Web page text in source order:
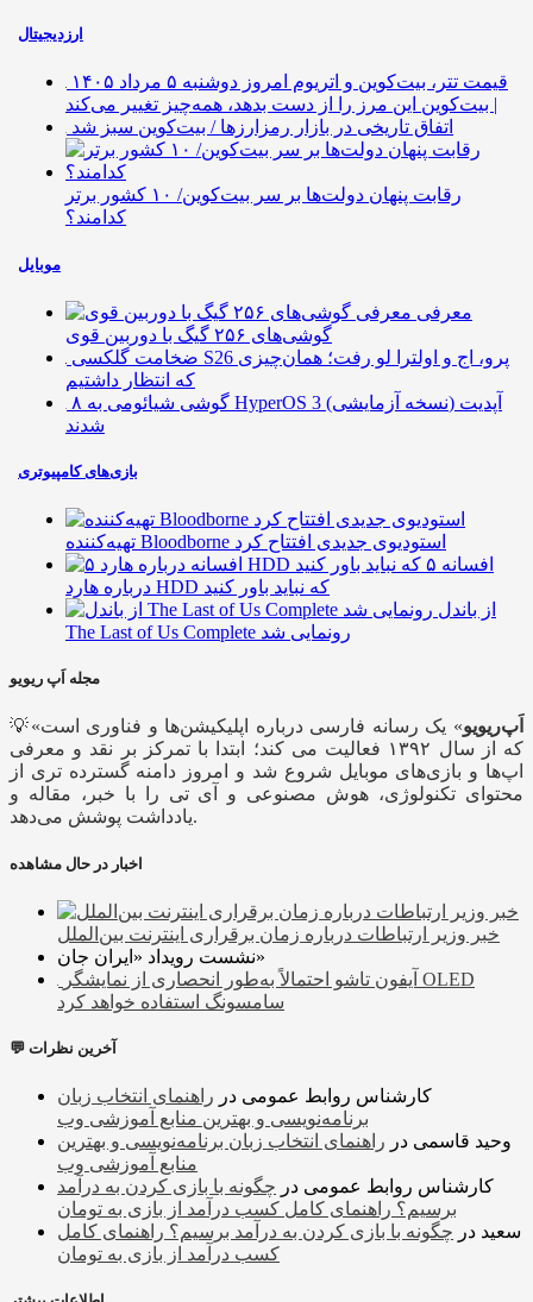
ارزدیجیتال
قیمت تتر، بیت‌کوین و اتریوم امروز دوشنبه ۵ مرداد ۱۴۰۵
| بیت‌کوین این مرز را از دست بدهد، همه‌چیز تغییر می‌کند
اتفاق تاریخی در بازار رمزارزها / بیت‌کوین سبز شد
رقابت پنهان دولت‌ها بر سر بیت‌کوین/ ۱۰ کشور برتر
کدامند؟
موبایل
معرفی
گوشی‌های ۲۵۶ گیگ با دوربین قوی
ضخامت گلکسی S26 پرو، اج و اولترا لو رفت؛ همان‌چیزی
که انتظار داشتیم
۸ گوشی شیائومی به HyperOS 3 (نسخه آزمایشی) آپدیت
شدند
بازی‌های کامپیوتری
تهیه‌کننده Bloodborne استودیوی جدیدی افتتاح کرد
۵ افسانه
درباره هارد HDD که نباید باور کنید
از باندل
The Last of Us Complete رونمایی شد
مجله اَپ ریویو
💡« اَپ‌ریویو» یک رسانه فارسی درباره اپلیکیشن‌ها و فناوری است
که از سال ۱۳۹۲ فعالیت می کند؛ ابتدا با تمرکز بر نقد و معرفی
اپ‌ها و بازی‌های موبایل شروع شد و امروز دامنه گسترده تری از
محتوای تکنولوژی، هوش مصنوعی و آی تی را با خبر، مقاله و
یادداشت پوشش می‌دهد.
اخبار در حال مشاهده
خبر وزیر ارتباطات درباره زمان برقراری اینترنت بین‌الملل
نشست رویداد «ایران جان»
آیفون تاشو احتمالاً به‌طور انحصاری از نمایشگر OLED
سامسونگ استفاده خواهد کرد
💬 آخرین نظرات
کارشناس روابط عمومی در راهنمای انتخاب زبان
برنامه‌نویسی و بهترین منابع آموزشی وب
وحید قاسمی در راهنمای انتخاب زبان برنامه‌نویسی و بهترین
منابع آموزشی وب
کارشناس روابط عمومی در چگونه با بازی کردن به درآمد
برسیم؟ راهنمای کامل کسب درآمد از بازی به تومان
سعید در چگونه با بازی کردن به درآمد برسیم؟ راهنمای کامل
کسب درآمد از بازی به تومان